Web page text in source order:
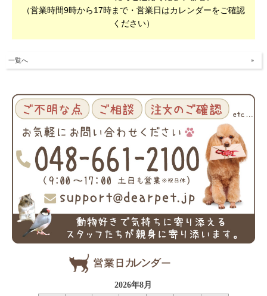
（営業時間9時から17時まで・営業日はカレンダーをご確認
ください）
一覧へ